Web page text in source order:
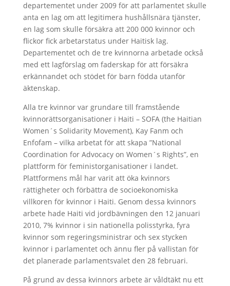
departementet under 2009 för att parlamentet skulle
anta en lag om att legitimera hushållsnära tjänster,
en lag som skulle försäkra att 200 000 kvinnor och
flickor fick arbetarstatus under Haitisk lag.
Departementet och de tre kvinnorna arbetade också
med ett lagförslag om faderskap för att försäkra
erkännandet och stödet för barn födda utanför
äktenskap.
Alla tre kvinnor var grundare till framstående
kvinnorättsorganisationer i Haiti – SOFA (the Haitian
Women´s Solidarity Movement), Kay Fanm och
Enfofam – vilka arbetat för att skapa ”National
Coordination for Advocacy on Women´s Rights”, en
plattform för feministorganisationer i landet.
Plattformens mål har varit att öka kvinnors
rättigheter och förbättra de socioekonomiska
villkoren för kvinnor i Haiti. Genom dessa kvinnors
arbete hade Haiti vid jordbävningen den 12 januari
2010, 7% kvinnor i sin nationella polisstyrka, fyra
kvinnor som regeringsministrar och sex stycken
kvinnor i parlamentet och ännu fler på vallistan för
det planerade parlamentsvalet den 28 februari.
På grund av dessa kvinnors arbete är våldtäkt nu ett